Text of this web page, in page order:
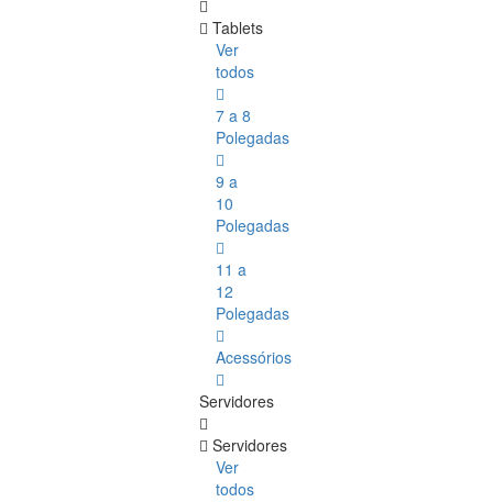
Tablets
Ver
todos
7 a 8
Polegadas
9 a
10
Polegadas
11 a
12
Polegadas
Acessórios
Servidores
Servidores
Ver
todos